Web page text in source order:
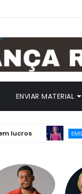
ENVIAR MATERIAL
EMILIA MERNES